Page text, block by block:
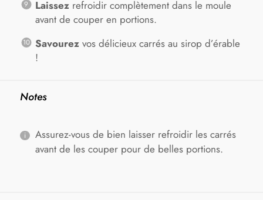
Laissezrefroidir complètement dans le moule
avant de couper en portions.
Savourezvos délicieux carrés au sirop d’érable
!
Notes
Assurez-vous de bien laisser refroidir les carrés
avant de les couper pour de belles portions.